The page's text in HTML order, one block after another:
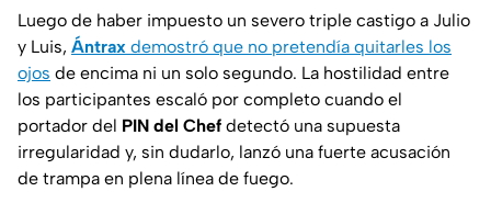
Luego de haber impuesto un severo triple castigo a Julio
y Luis, Ántrax demostró que no pretendía quitarles los
ojos de encima ni un solo segundo. La hostilidad entre
los participantes escaló por completo cuando el
portador del PIN del Chef detectó una supuesta
irregularidad y, sin dudarlo, lanzó una fuerte acusación
de trampa en plena línea de fuego.